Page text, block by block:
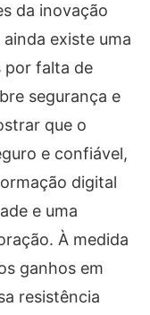
da inovação
existe uma
por falta de
segurança e
que o
e confiável,
digital
e uma
À medida
ganhos em
resistência